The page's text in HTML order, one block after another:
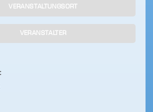
VERANSTALTUNGSORT
VERANSTALTER